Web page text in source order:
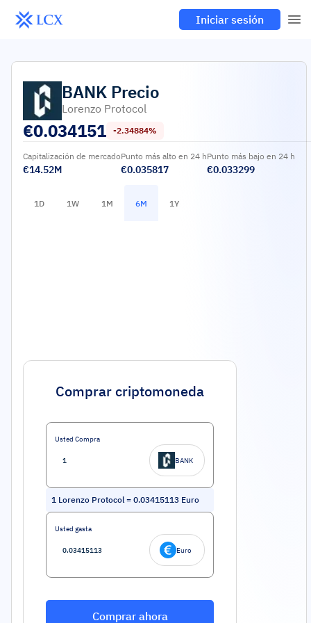
Iniciar sesión
BANK Precio
Lorenzo Protocol
€0.034151 -2.34884%
Capitalización de mercado
€14.52M
Punto más alto en 24 h
€0.035817
Punto más bajo en 24 h
€0.033299
1D 1W 1M 6M 1Y
Comprar criptomoneda
Usted Compra
BANK
1 Lorenzo Protocol= 0.03415113 Euro
Usted gasta
Euro
Comprar ahora